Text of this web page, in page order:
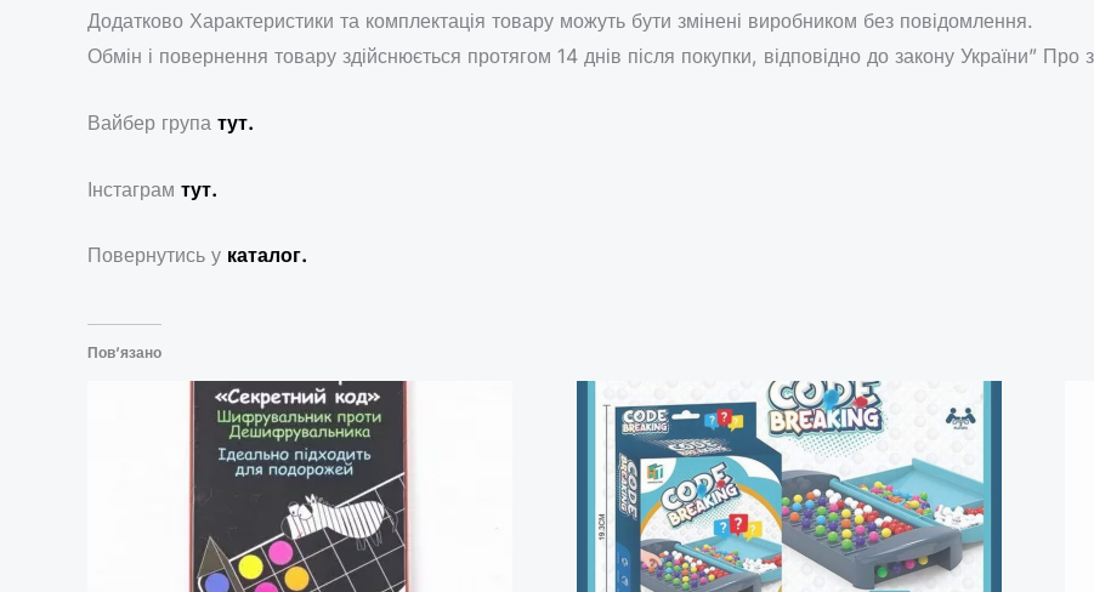
Додатково Характеристики та комплектація товару можуть бути змінені виробником без повідомлення.
Обмін і повернення товару здійснюється протягом 14 днів після покупки, відповідно до закону України” Про
Вайбер група тут.
Інстаграм тут.
Повернутись у каталог.
Пов’язано